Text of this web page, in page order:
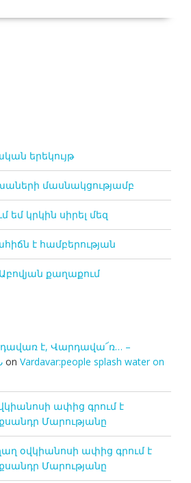
երեկույթ
մասնակցությամբ
եմ կրկին սիրել մեզ
է համբերության
քաղաքում
է, Վարդավա՜ռ… –
on Vardavar:people splash water on
ափից գրում է
Մարությանը
օվկիանոսի ափից գրում է
Մարությանը